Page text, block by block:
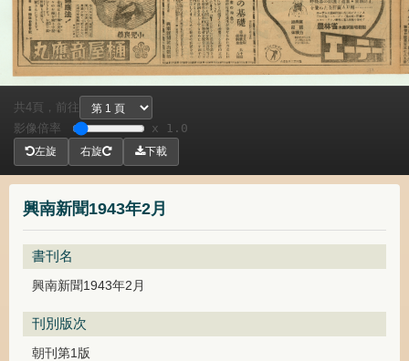
興南新聞1943年2月
書刊名
興南新聞1943年2月
刊別版次
朝刊第1版
共4頁，
前往
影像倍率
x 1.0
左旋 右旋 下載